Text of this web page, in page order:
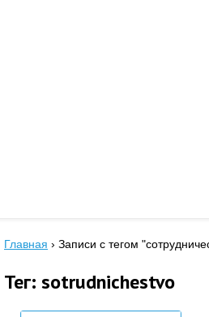
Главная › Записи с тегом
Тег: sotrudnichestvo